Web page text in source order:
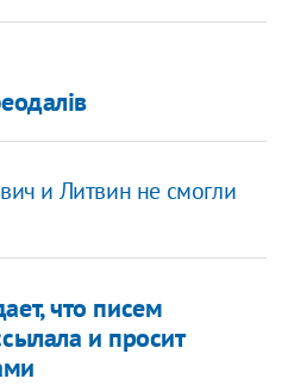
и Литвин не смогли
что писем
и просит